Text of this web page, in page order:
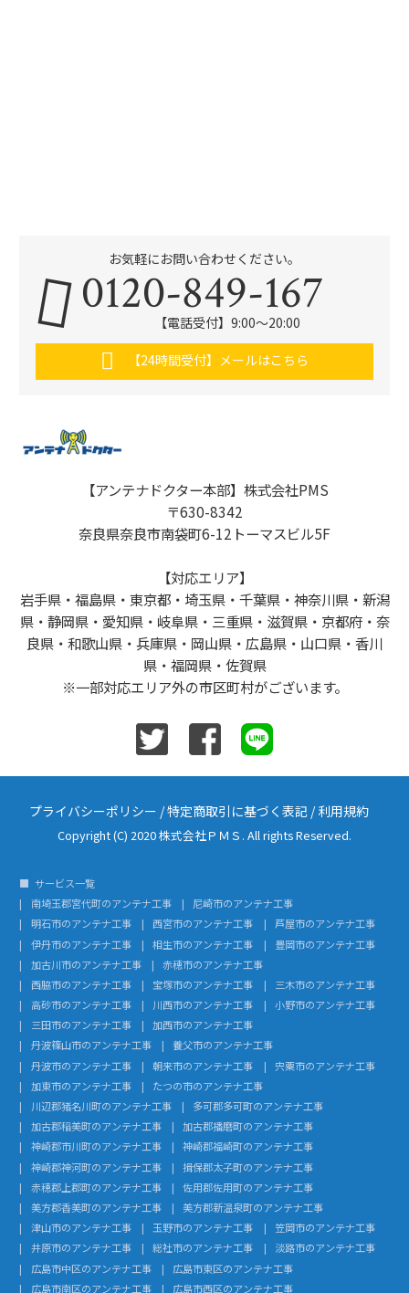
お気軽にお問い合わせください。
0120-849-167
【電話受付】9:00〜20:00
【24時間受付】メールはこちら
【アンテナドクター本部】株式会社PMS
〒630-8342
奈良県奈良市南袋町6-12トーマスビル5F
【対応エリア】
岩手県・福島県・東京都・埼玉県・千葉県・神奈川県・新潟
県・静岡県・愛知県・岐阜県・三重県・滋賀県・京都府・奈
良県・和歌山県・兵庫県・岡山県・広島県・山口県・香川
県・福岡県・佐賀県
※一部対応エリア外の市区町村がございます。
プライバシーポリシー /特定商取引に基づく表記 /利用規約
Copyright (C) 2020 株式会社ＰＭＳ. All rights Reserved.
サービス一覧
南埼玉郡宮代町のアンテナ工事
尼崎市のアンテナ工事
明石市のアンテナ工事
西宮市のアンテナ工事
芦屋市のアンテナ工事
伊丹市のアンテナ工事
相生市のアンテナ工事
豊岡市のアンテナ工事
加古川市のアンテナ工事
赤穂市のアンテナ工事
西脇市のアンテナ工事
宝塚市のアンテナ工事
三木市のアンテナ工事
高砂市のアンテナ工事
川西市のアンテナ工事
小野市のアンテナ工事
三田市のアンテナ工事
加西市のアンテナ工事
丹波篠山市のアンテナ工事
養父市のアンテナ工事
丹波市のアンテナ工事
朝来市のアンテナ工事
宍粟市のアンテナ工事
加東市のアンテナ工事
たつの市のアンテナ工事
川辺郡猪名川町のアンテナ工事
多可郡多可町のアンテナ工事
加古郡稲美町のアンテナ工事
加古郡播磨町のアンテナ工事
神崎郡市川町のアンテナ工事
神崎郡福崎町のアンテナ工事
神崎郡神河町のアンテナ工事
揖保郡太子町のアンテナ工事
赤穂郡上郡町のアンテナ工事
佐用郡佐用町のアンテナ工事
美方郡香美町のアンテナ工事
美方郡新温泉町のアンテナ工事
津山市のアンテナ工事
玉野市のアンテナ工事
笠岡市のアンテナ工事
井原市のアンテナ工事
総社市のアンテナ工事
淡路市のアンテナ工事
広島市中区のアンテナ工事
広島市東区のアンテナ工事
広島市南区のアンテナ工事
広島市西区のアンテナ工事